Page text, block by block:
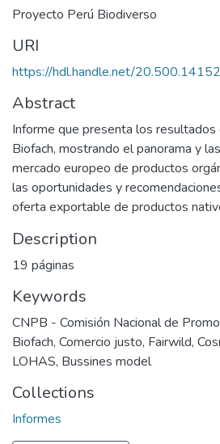
Proyecto Perú Biodiverso
URI
https://hdl.handle.net/
Abstract
Informe que presenta los resultados
Biofach, mostrando el panorama y
mercado europeo de productos
las oportunidades y
oferta exportable de productos
Description
19 páginas
Keywords
CNPB - Comisión Nacional de
Biofach, Comercio justo, Fairwild,
LOHAS, Bussines model
Collections
Informes